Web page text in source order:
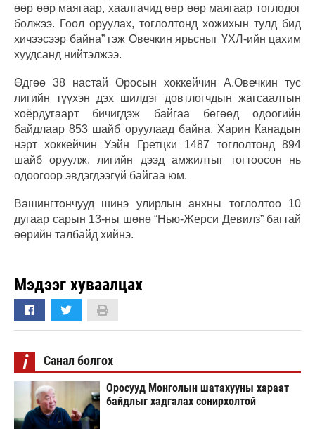
өөр өөр маягаар, хаалгачид өөр өөр маягаар тоглодог
болжээ. Гоол оруулах, тоглолтонд хожихын тулд бид
хичээсээр байна” гэж Овечкин ярьсныг ҮХЛ-ийн цахим
хуудсанд нийтэлжээ.
Өдгөө 38 настай Оросын хоккейчин А.Овечкин тус
лигийн түүхэн дэх шилдэг довтлогчдын жагсаалтын
хоёрдугаарт бичигдэж байгаа бөгөөд одоогийн
байдлаар 853 шайб оруулаад байна. Харин Канадын
нэрт хоккейчин Уэйн Гретцки 1487 тоглолтонд 894
шайб оруулж, лигийн дээд амжилтыг тогтоосон нь
одоогоор эвдэгдээгүй байгаа юм.
Вашингтончууд шинэ улирлын анхны тоглолтоо 10
дугаар сарын 13-ны шөнө “Нью-Жерси Девилз” багтай
өөрийн талбайд хийнэ.
Мэдээг хуваалцах
i Санал болгох
Оросууд Монголын шатахууны хараат
байдлыг хадгалах сонирхолтой